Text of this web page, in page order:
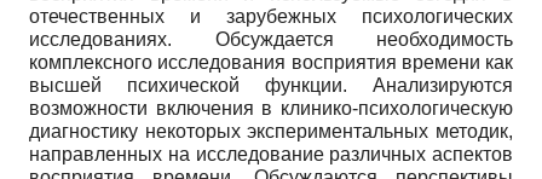
отечественных и зарубежных психологических
исследованиях. Обсуждается необходимость
комплексного исследования восприятия времени как
высшей психической функции. Анализируются
возможности включения в клинико-психологическую
диагностику некоторых экспериментальных методик,
направленных на исследование различных аспектов